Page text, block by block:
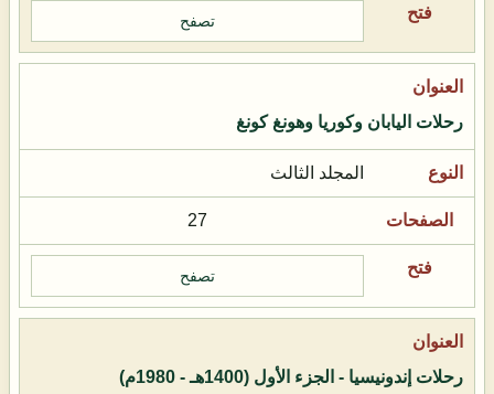
تصفح
رحلات اليابان وكوريا وهونغ كونغ
المجلد الثالث
27
تصفح
رحلات إندونيسيا - الجزء الأول (1400هـ - 1980م)